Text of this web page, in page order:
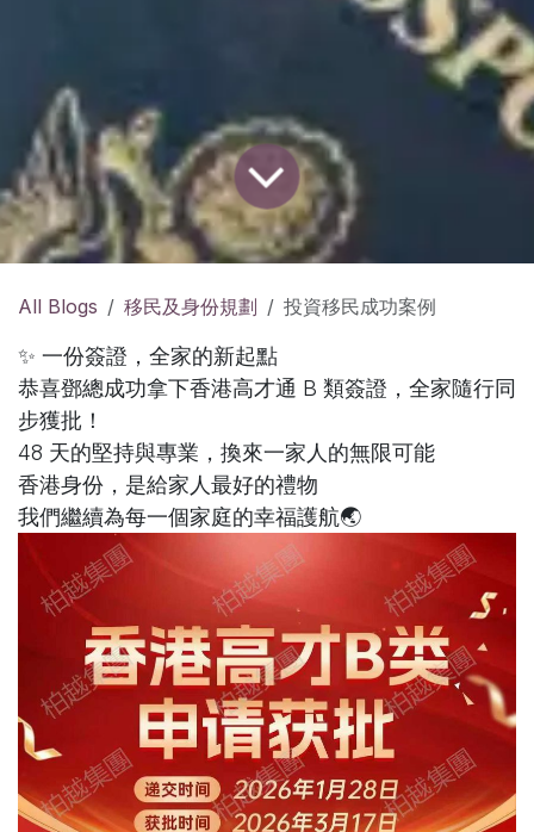
All Blogs 移民及身份規劃 投資移民成功案例
✨ 一份簽證，全家的新起點
恭喜鄧總成功拿下香港高才通 B 類簽證，全家隨行同
步獲批！
48 天的堅持與專業，換來一家人的無限可能
香港身份，是給家人最好的禮物
我們繼續為每一個家庭的幸福護航🌏